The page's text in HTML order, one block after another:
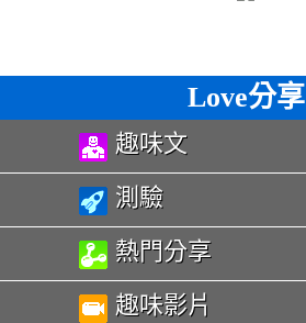
Love分享
趣味文
測驗
熱門分享
趣味影片